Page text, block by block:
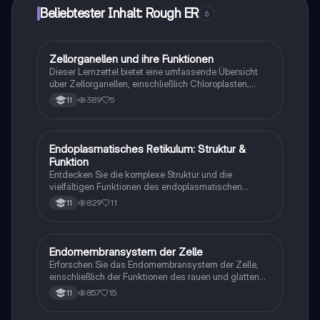
Beliebtester Inhalt: Rough ER 6
Biologie
Zellorganellen und ihre Funktionen
Dieser Lernzettel bietet eine umfassende Übersicht
über Zellorganellen, einschließlich Chloroplasten,
Mitochondrien und dem endoplasmatischen
Retikulum. Er behandelt die Struktur und Funktion
Ideal zur Vorbereitung auf Klausuren in Biologie.
Wichtige Themen: Fotosynthese, Zellatmung,
Membranfluss und Transportmechanismen.
11 389 5
Biologie
Endoplasmatisches Retikulum: Struktur &
Funktion
Entdecken Sie die komplexe Struktur und die
vielfältigen Funktionen des endoplasmatischen
Retikulums (ER) in tierischen Zellen. Diese
Zusammenfassung behandelt das raue und glatte ER,
Glykoproteinen für die Zellerkennung. Ideal für
Studierende der Biologie und Zellbiologie.
11 829 11
Biologie
Endomembransystem der Zelle
Erforschen Sie das Endomembransystem der Zelle,
einschließlich der Funktionen des rauen und glatten
endoplasmatischen Retikulums, des Golgi-Apparats
und der Transportvesikel. Lernen Sie die Prozesse der
11 857 15